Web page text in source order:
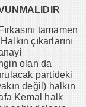
tamamen
çıkarlarını
olan da
partideki
değil) halkın
Kemal halk